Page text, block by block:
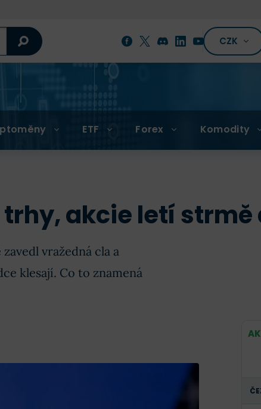
CZK
ETF Forex Komodity
akcie letí strmě
vražedná cla a
klesají. Co to znamená